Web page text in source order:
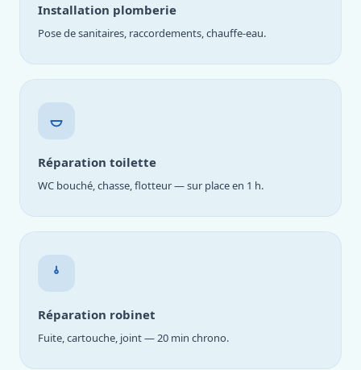
Installation plomberie
Pose de sanitaires, raccordements, chauffe-eau.
Réparation toilette
WC bouché, chasse, flotteur — sur place en 1 h.
Réparation robinet
Fuite, cartouche, joint — 20 min chrono.